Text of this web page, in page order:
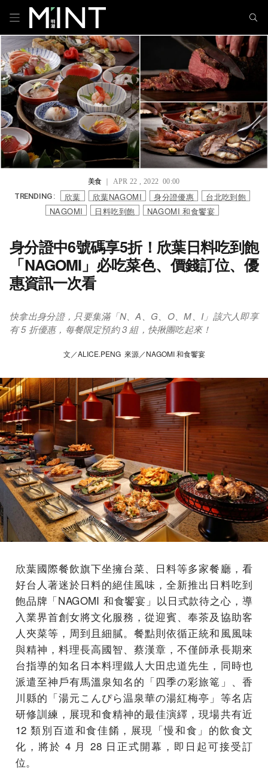
美食｜ APR 22 , 2022 00:00
TRENDING : 欣葉 欣葉NAGOMI 身分證優惠
台北吃到飽
NAGOMI
日料吃到飽 NAGOMI 和⻝饗宴
身分證中6號碼享5折！欣葉日料吃到飽
「NAGOMI」必吃菜色、價錢訂位、優
惠資訊一次看
快拿出身分證，只要集滿「N、A、G、O、M、I」該六人即享
有 5 折優惠，每餐限定預約 3 組，快揪團吃起來！
文／ALICE.PENG 來源／NAGOMI 和⻝饗宴
欣葉國際餐飲旗下坐擁台菜、日料等多家餐廳，看
好台人著迷於日料的絕佳風味，全新推出日料吃到
飽品牌「NAGOMI 和⻝饗宴」以⽇式款待之⼼，導
⼊業界⾸創⼥將⽂化服務，從迎賓、奉茶及協助客
人夾菜等，周到且細膩。餐點則依循正統和風⾵味
與精神，料理⻑⾼國智、蔡漢章，不僅師承⻑期來
台指導的知名⽇本料理鐵⼈⼤⽥忠道先⽣，同時也
派遣⾄神⼾有⾺溫泉知名的「四季の彩旅篭」、⾹
川縣的「湯元こんぴら温泉華の湯紅梅亭」等名店
研修訓練，展現和⻝精神的最佳演繹，現場共有近
12 類別百道和⻝佳餚，展現「慢和⻝」的飲⻝⽂
化，將於 4 ⽉ 28 ⽇正式開幕，即⽇起可接受訂
位。